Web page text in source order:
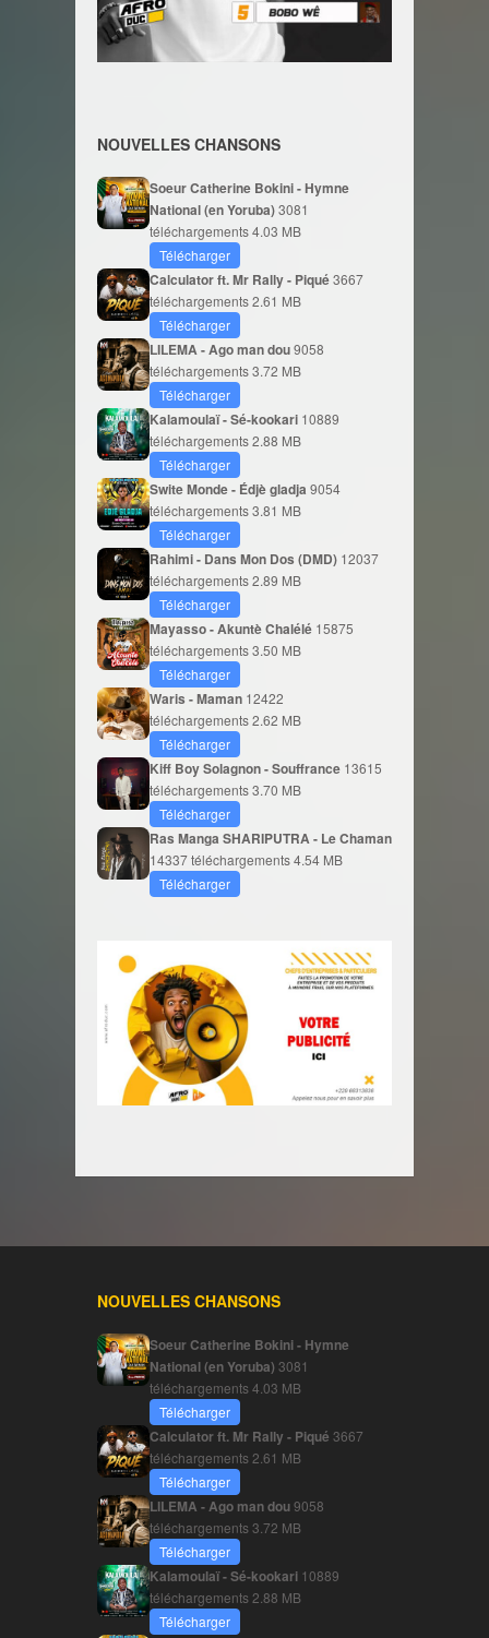
NOUVELLES CHANSONS
Soeur Catherine Bokini - Hymne
National (en Yoruba)3081
téléchargements4.03 MB
Télécharger
Calculator ft. Mr Rally - Piqué3667
téléchargements2.61 MB
Télécharger
LILEMA - Ago man dou9058
téléchargements3.72 MB
Télécharger
Kalamoulaï - Sé-kookari 10889
téléchargements2.88 MB
Télécharger
Swite Monde - Édjè gladja 9054
téléchargements3.81 MB
Télécharger
Rahimi - Dans Mon Dos (DMD) 12037
téléchargements2.89 MB
Télécharger
Mayasso - Akuntè Chalélé 15875
téléchargements3.50 MB
Télécharger
Waris - Maman 12422
téléchargements2.62 MB
Télécharger
Kiff Boy Solagnon - Souffrance 13615
téléchargements3.70 MB
Télécharger
Ras Manga SHARIPUTRA - Le Chaman
14337 téléchargements4.54 MB
Télécharger
NOUVELLES CHANSONS
Soeur Catherine Bokini - Hymne
National (en Yoruba) 3081
téléchargements4.03 MB
Télécharger
Calculator ft. Mr Rally - Piqué 3667
téléchargements 2.61 MB
Télécharger
LILEMA - Ago man dou9058
téléchargements3.72 MB
Télécharger
Kalamoulaï - Sé-kookari 10889
téléchargements 2.88 MB
Télécharger